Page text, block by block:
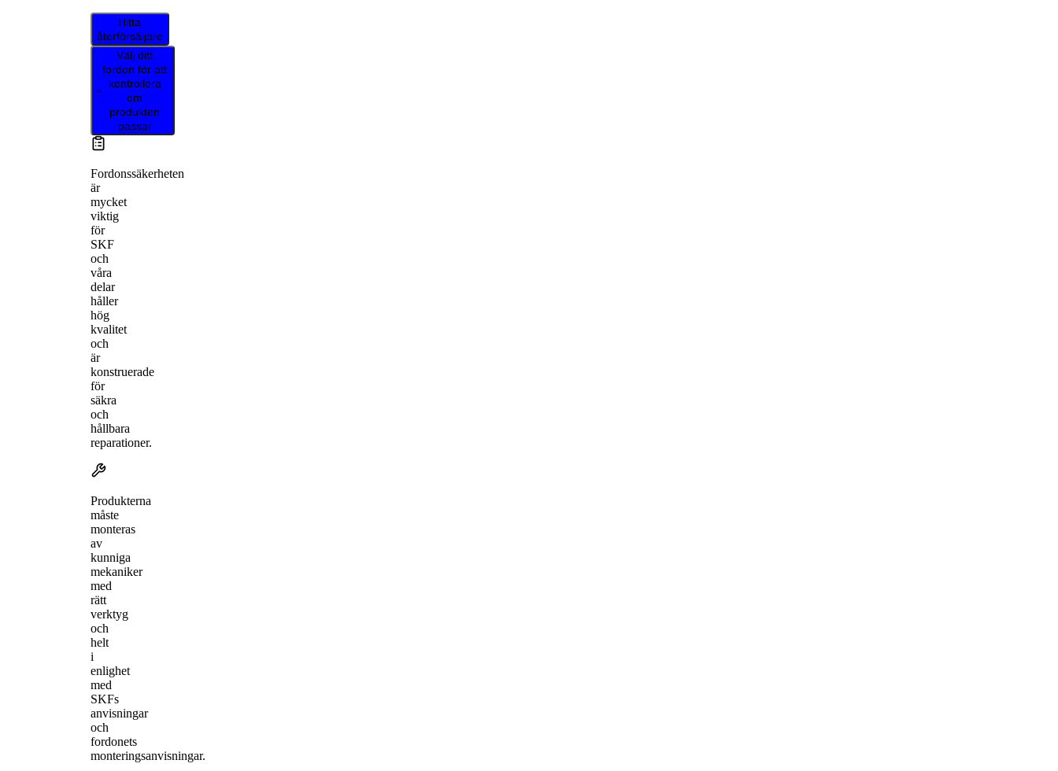
Hitta
återförsäljare
Välj ditt
fordon för att
kontrollera
om
produkten
passar
Fordonssäkerheten
är
mycket
viktig
för
SKF
och
våra
delar
håller
hög
kvalitet
och
är
konstruerade
för
säkra
och
hållbara
reparationer.
Produkterna
måste
monteras
av
kunniga
mekaniker
med
rätt
verktyg
och
helt
i
enlighet
med
SKFs
anvisningar
och
fordonets
monteringsanvisningar.